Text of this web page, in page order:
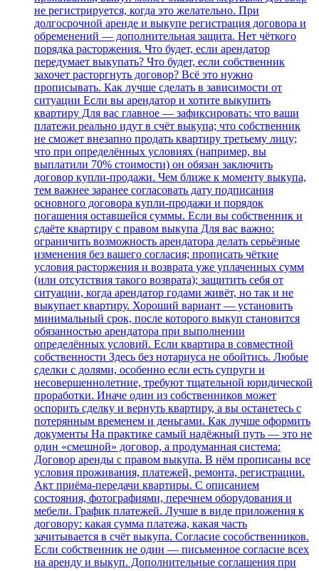
не регистрируется, когда это желательно. При
долгосрочной аренде и выкупе регистрация договора и
обременений — дополнительная защита. Нет чёткого
порядка расторжения. Что будет, если арендатор
передумает выкупать? Что будет, если собственник
захочет расторгнуть договор? Всё это нужно
прописывать. Как лучше сделать в зависимости от
ситуации Если вы арендатор и хотите выкупить
квартиру Для вас главное — зафиксировать: что ваши
платежи реально идут в счёт выкупа; что собственник
не сможет внезапно продать квартиру третьему лицу;
что при определённых условиях (например, вы
выплатили 70% стоимости) он обязан заключить
договор купли‑продажи. Чем ближе к моменту выкупа,
тем важнее заранее согласовать дату подписания
основного договора купли‑продажи и порядок
погашения оставшейся суммы. Если вы собственник и
сдаёте квартиру с правом выкупа Для вас важно:
ограничить возможность арендатора делать серьёзные
изменения без вашего согласия; прописать чёткие
условия расторжения и возврата уже уплаченных сумм
(или отсутствия такого возврата); защитить себя от
ситуации, когда арендатор годами живёт, но так и не
выкупает квартиру. Хороший вариант — установить
минимальный срок, после которого выкуп становится
обязанностью арендатора при выполнении
определённых условий. Если квартира в совместной
собственности Здесь без нотариуса не обойтись. Любые
сделки с долями, особенно если есть супруги и
несовершеннолетние, требуют тщательной юридической
проработки. Иначе один из собственников может
оспорить сделку и вернуть квартиру, а вы останетесь с
потерянным временем и деньгами. Как лучше оформить
документы На практике самый надёжный путь — это не
один «смешной» договор, а продуманная система:
Договор аренды с правом выкупа. В нём прописаны все
условия проживания, платежей, ремонта, регистрации.
Акт приёма‑передачи квартиры. С описанием
состояния, фотографиями, перечнем оборудования и
мебели. График платежей. Лучше в виде приложения к
договору: какая сумма платежа, какая часть
зачитывается в счёт выкупа. Согласие сособственников.
Если собственник не один — письменное согласие всех
на аренду и выкуп. Дополнительные соглашения при